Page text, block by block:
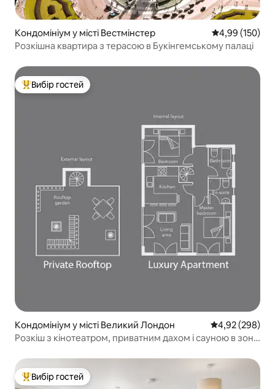
Кондомініум у місті Вестмінстер Середня
4,99 (150)
Розкішна квартира з терасою в Букінгемському палаці
Топ вибір гостей
Вибір гостей
Кондомініум у місті Великий Лондон Середня
4,92 (298)
Розкіш з кінотеатром, приватним дахом і сауною в зоні
Топ вибір гостей
Вибір гостей